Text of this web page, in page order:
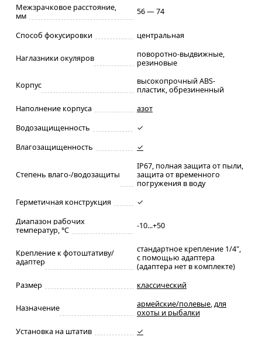
Межзрачковое расстояние,
мм
56 — 74
Способ фокусировки центральная
Наглазники окуляров
поворотно-выдвижные,
резиновые
Корпус
высокопрочный ABS-
пластик, обрезиненный
Наполнение корпуса
азот
Водозащищенность
✓
Влагозащищенность
✓
Степень влаго-/водозащиты
IP67, полная защита от пыли,
защита от временного
погружения в воду
Герметичная конструкция
✓
Диапазон рабочих
температур, °С
-10...+50
Крепление к фотоштативу/
адаптер
стандартное крепление 1/4",
с помощью адаптера
(адаптера нет в комплекте)
Размер
классический
Назначение армейские/полевые,для
охоты и рыбалки
Установка на штатив
✓